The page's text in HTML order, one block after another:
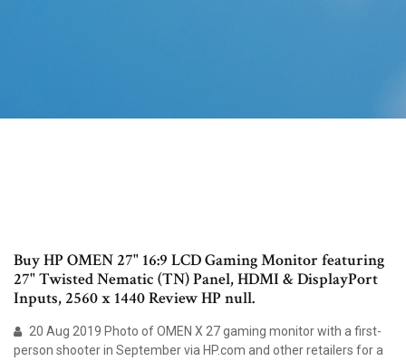
Buy HP OMEN 27" 16:9 LCD Gaming Monitor featuring
27" Twisted Nematic (TN) Panel, HDMI & DisplayPort
Inputs, 2560 x 1440 Review HP null.
20 Aug 2019 Photo of OMEN X 27 gaming monitor with a first-
person shooter in September via HP.com and other retailers for a